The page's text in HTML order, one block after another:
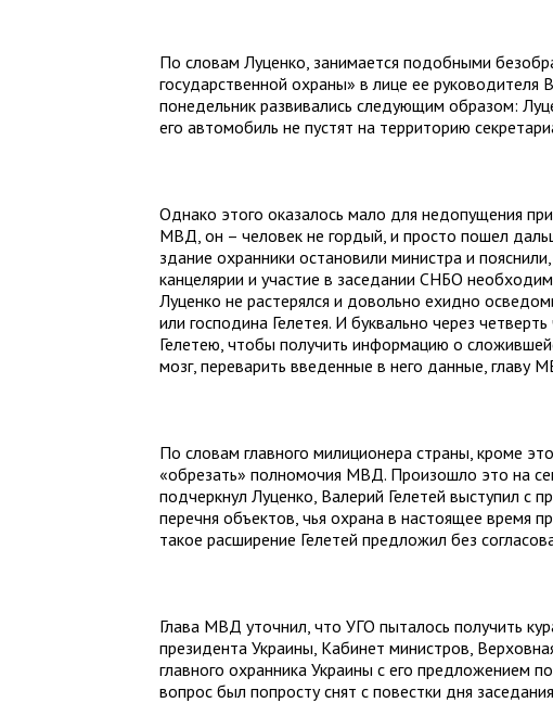
По словам Луценко, занимается подобными
государственной охраны» в лице ее руководителя
понедельник развивались следующим образом:
его автомобиль не пустят на территорию
Однако этого оказалось мало для недопущения
МВД, он – человек не гордый, и просто пошел
здание охранники остановили министра и
канцелярии и участие в заседании СНБО
Луценко не растерялся и довольно ехидно
или господина Гелетея. И буквально через
Гелетею, чтобы получить информацию о
мозг, переварить введенные в него данные, главу
По словам главного милиционера страны, кроме
«обрезать» полномочия МВД. Произошло это на
подчеркнул Луценко, Валерий Гелетей выступил с
перечня объектов, чья охрана в настоящее время
такое расширение Гелетей предложил без
Глава МВД уточнил, что УГО пыталось получить
президента Украины, Кабинет министров,
главного охранника Украины с его предложением
вопрос был попросту снят с повестки дня